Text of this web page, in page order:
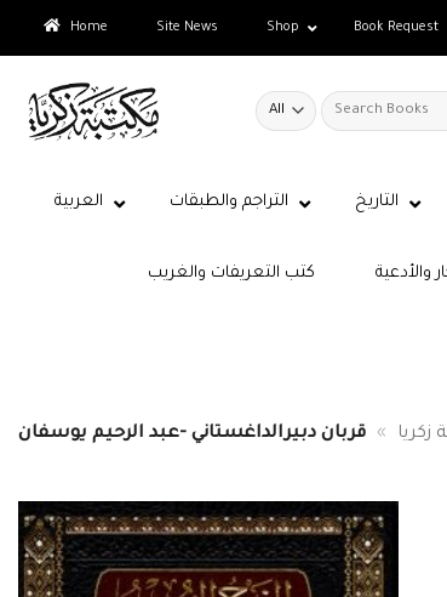
Home Site News Shop Book Request
Search
for:
التاريخ التراجم والطبقات العربية
كتب التعريفات والغريب والأدعية
زكريا » قربان دبيرالداغستاني -عبد الرحيم يوسفان